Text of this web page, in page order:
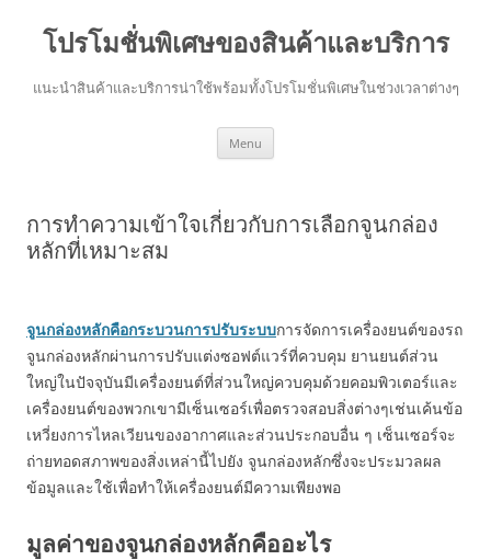
โปรโมชั่นพิเศษของสินค้าและบริการ
แนะนำสินค้าและบริการน่าใช้พร้อมทั้งโปรโมชั่นพิเศษในช่วงเวลาต่างๆ
Menu
การทำความเข้าใจเกี่ยวกับการเลือกจูนกล่อง
หลักที่เหมาะสม
จูนกล่องหลักคือกระบวนการปรับระบบการจัดการเครื่องยนต์ของรถ
จูนกล่องหลักผ่านการปรับแต่งซอฟต์แวร์ที่ควบคุม ยานยนต์ส่วน
ใหญ่ในปัจจุบันมีเครื่องยนต์ที่ส่วนใหญ่ควบคุมด้วยคอมพิวเตอร์และ
เครื่องยนต์ของพวกเขามีเซ็นเซอร์เพื่อตรวจสอบสิ่งต่างๆเช่นเค้นข้อ
เหวี่ยงการไหลเวียนของอากาศและส่วนประกอบอื่น ๆ เซ็นเซอร์จะ
ถ่ายทอดสภาพของสิ่งเหล่านี้ไปยัง จูนกล่องหลักซึ่งจะประมวลผล
ข้อมูลและใช้เพื่อทำให้เครื่องยนต์มีความเพียงพอ
มูลค่าของจูนกล่องหลักคืออะไร